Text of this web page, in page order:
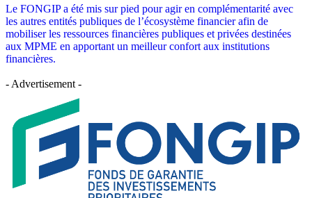
Le FONGIP a été mis sur pied pour agir en complémentarité avec
les autres entités publiques de l’écosystème financier afin de
mobiliser les ressources financières publiques et privées destinées
aux MPME en apportant un meilleur confort aux institutions
financières.
- Advertisement -